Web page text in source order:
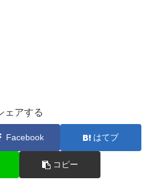
ェアする
Facebook はてブ
コピー